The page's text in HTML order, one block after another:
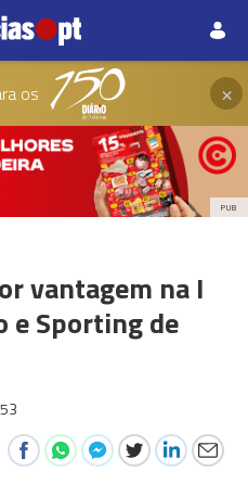
os ×
PUB
vantagem na I
e Sporting de